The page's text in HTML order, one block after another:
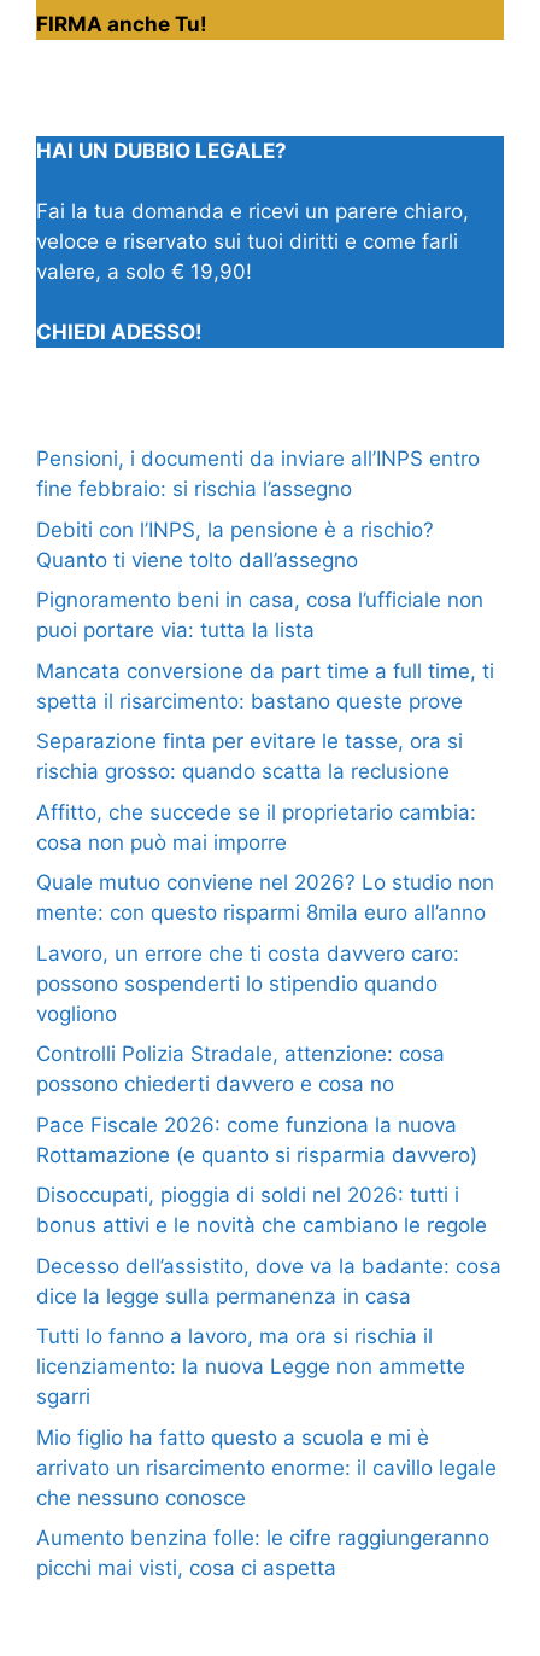
FIRMA anche Tu!
HAI UN DUBBIO LEGALE?
Fai la tua domanda e ricevi un parere chiaro,
veloce e riservato sui tuoi diritti e come farli
valere, a solo € 19,90!
CHIEDI ADESSO!
Pensioni, i documenti da inviare all’INPS entro
fine febbraio: si rischia l’assegno
Debiti con l’INPS, la pensione è a rischio?
Quanto ti viene tolto dall’assegno
Pignoramento beni in casa, cosa l’ufficiale non
puoi portare via: tutta la lista
Mancata conversione da part time a full time, ti
spetta il risarcimento: bastano queste prove
Separazione finta per evitare le tasse, ora si
rischia grosso: quando scatta la reclusione
Affitto, che succede se il proprietario cambia:
cosa non può mai imporre
Quale mutuo conviene nel 2026? Lo studio non
mente: con questo risparmi 8mila euro all’anno
Lavoro, un errore che ti costa davvero caro:
possono sospenderti lo stipendio quando
vogliono
Controlli Polizia Stradale, attenzione: cosa
possono chiederti davvero e cosa no
Pace Fiscale 2026: come funziona la nuova
Rottamazione (e quanto si risparmia davvero)
Disoccupati, pioggia di soldi nel 2026: tutti i
bonus attivi e le novità che cambiano le regole
Decesso dell’assistito, dove va la badante: cosa
dice la legge sulla permanenza in casa
Tutti lo fanno a lavoro, ma ora si rischia il
licenziamento: la nuova Legge non ammette
sgarri
Mio figlio ha fatto questo a scuola e mi è
arrivato un risarcimento enorme: il cavillo legale
che nessuno conosce
Aumento benzina folle: le cifre raggiungeranno
picchi mai visti, cosa ci aspetta